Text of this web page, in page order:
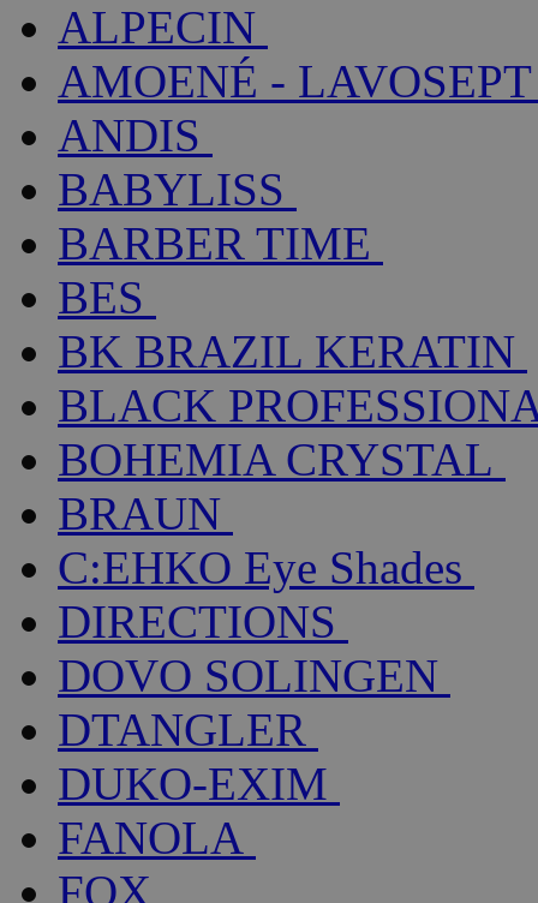
ALPECIN
AMOENÉ - LAVOSEPT
ANDIS
BABYLISS
BARBER TIME
BES
BK BRAZIL KERATIN
BLACK
BOHEMIA CRYSTAL
BRAUN
C:EHKO Eye Shades
DIRECTIONS
DOVO SOLINGEN
DTANGLER
DUKO-EXIM
FANOLA
FOX